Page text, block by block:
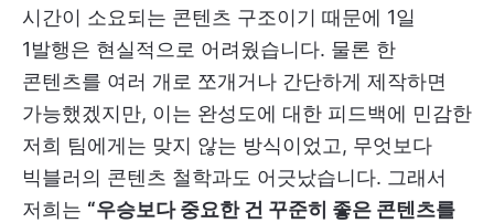
시간이 소요되는 콘텐츠 구조이기 때문에 1일
1발행은 현실적으로 어려웠습니다. 물론 한
콘텐츠를 여러 개로 쪼개거나 간단하게 제작하면
가능했겠지만, 이는 완성도에 대한 피드백에 민감한
저희 팀에게는 맞지 않는 방식이었고, 무엇보다
빅블러의 콘텐츠 철학과도 어긋났습니다. 그래서
저희는 “우승보다 중요한 건 꾸준히 좋은 콘텐츠를